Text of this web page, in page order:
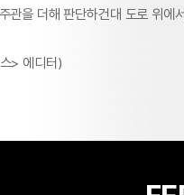
관을 더해 판단하건대 도로 위
> 에디터)